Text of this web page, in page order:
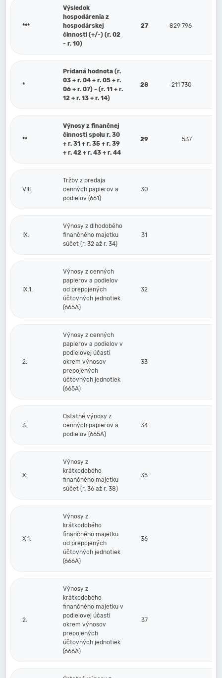
***
Výsledok
hospodárenia z
hospodárskej
činnosti (+/-) (r. 02
- r. 10)
27 -829 796
*
Pridaná hodnota (r.
03 + r. 04 + r. 05 + r.
06 + r. 07) - (r. 11 + r.
12 + r. 13 + r. 14)
28 -211 730
**
Výnosy z finančnej
činnosti spolu r. 30
+ r. 31 + r. 35 + r. 39
+ r. 42 + r. 43 + r. 44
29 537
VIII.
Tržby z predaja
cenných papierov a
podielov (661)
30
IX.
Výnosy z dlhodobého
finančného majetku
súčet (r. 32 až r. 34)
31
IX.1.
Výnosy z cenných
papierov a podielov
od prepojených
účtovných jednotiek
(665A)
32
2.
Výnosy z cenných
papierov a podielov v
podielovej účasti
okrem výnosov
prepojených
účtovných jednotiek
(665A)
33
3.
Ostatné výnosy z
cenných papierov a
podielov (665A)
34
X.
Výnosy z
krátkodobého
finančného majetku
súčet (r. 36 až r. 38)
35
X.1.
Výnosy z
krátkodobého
finančného majetku
od prepojených
účtovných jednotiek
(666A)
36
2.
Výnosy z
krátkodobého
finančného majetku v
podielovej účasti
okrem výnosov
prepojených
účtovných jednotiek
(666A)
37